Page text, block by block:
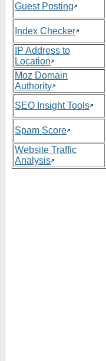
Guest Posting
Index Checker
IP Address to
Location
Moz Domain
Authority
SEO Insight Tools
Spam Score
Website Traffic
Analysis